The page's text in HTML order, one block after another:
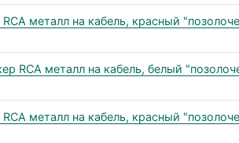
металл на кабель, красный
RCA металл на кабель, белый
металл на кабель, красный